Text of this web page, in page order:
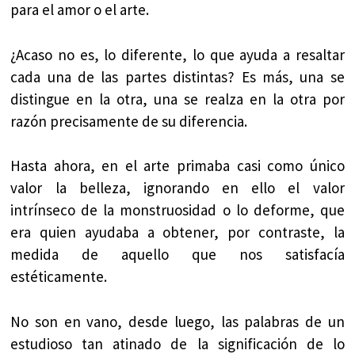
para el amor o el arte.
¿Acaso no es, lo diferente, lo que ayuda a resaltar
cada una de las partes distintas? Es más, una se
distingue en la otra, una se realza en la otra por
razón precisamente de su diferencia.
Hasta ahora, en el arte primaba casi como único
valor la belleza, ignorando en ello el valor
intrínseco de la monstruosidad o lo deforme, que
era quien ayudaba a obtener, por contraste, la
medida de aquello que nos satisfacía
estéticamente.
No son en vano, desde luego, las palabras de un
estudioso tan atinado de la significación de lo